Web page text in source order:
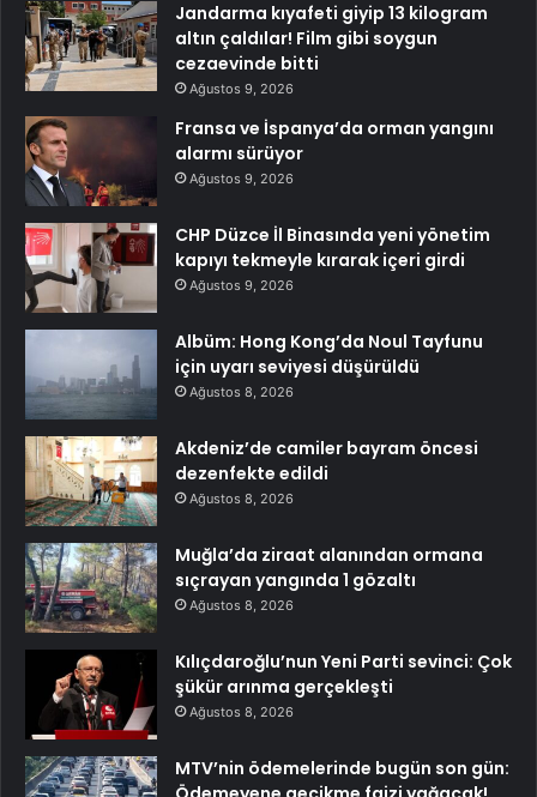
Jandarma kıyafeti giyip 13 kilogram
altın çaldılar! Film gibi soygun
cezaevinde bitti
Ağustos 9, 2026
Fransa ve İspanya’da orman yangını
alarmı sürüyor
Ağustos 9, 2026
CHP Düzce İl Binasında yeni yönetim
kapıyı tekmeyle kırarak içeri girdi
Ağustos 9, 2026
Albüm: Hong Kong’da Noul Tayfunu
için uyarı seviyesi düşürüldü
Ağustos 8, 2026
Akdeniz’de camiler bayram öncesi
dezenfekte edildi
Ağustos 8, 2026
Muğla’da ziraat alanından ormana
sıçrayan yangında 1 gözaltı
Ağustos 8, 2026
Kılıçdaroğlu’nun Yeni Parti sevinci: Çok
şükür arınma gerçekleşti
Ağustos 8, 2026
MTV’nin ödemelerinde bugün son gün: